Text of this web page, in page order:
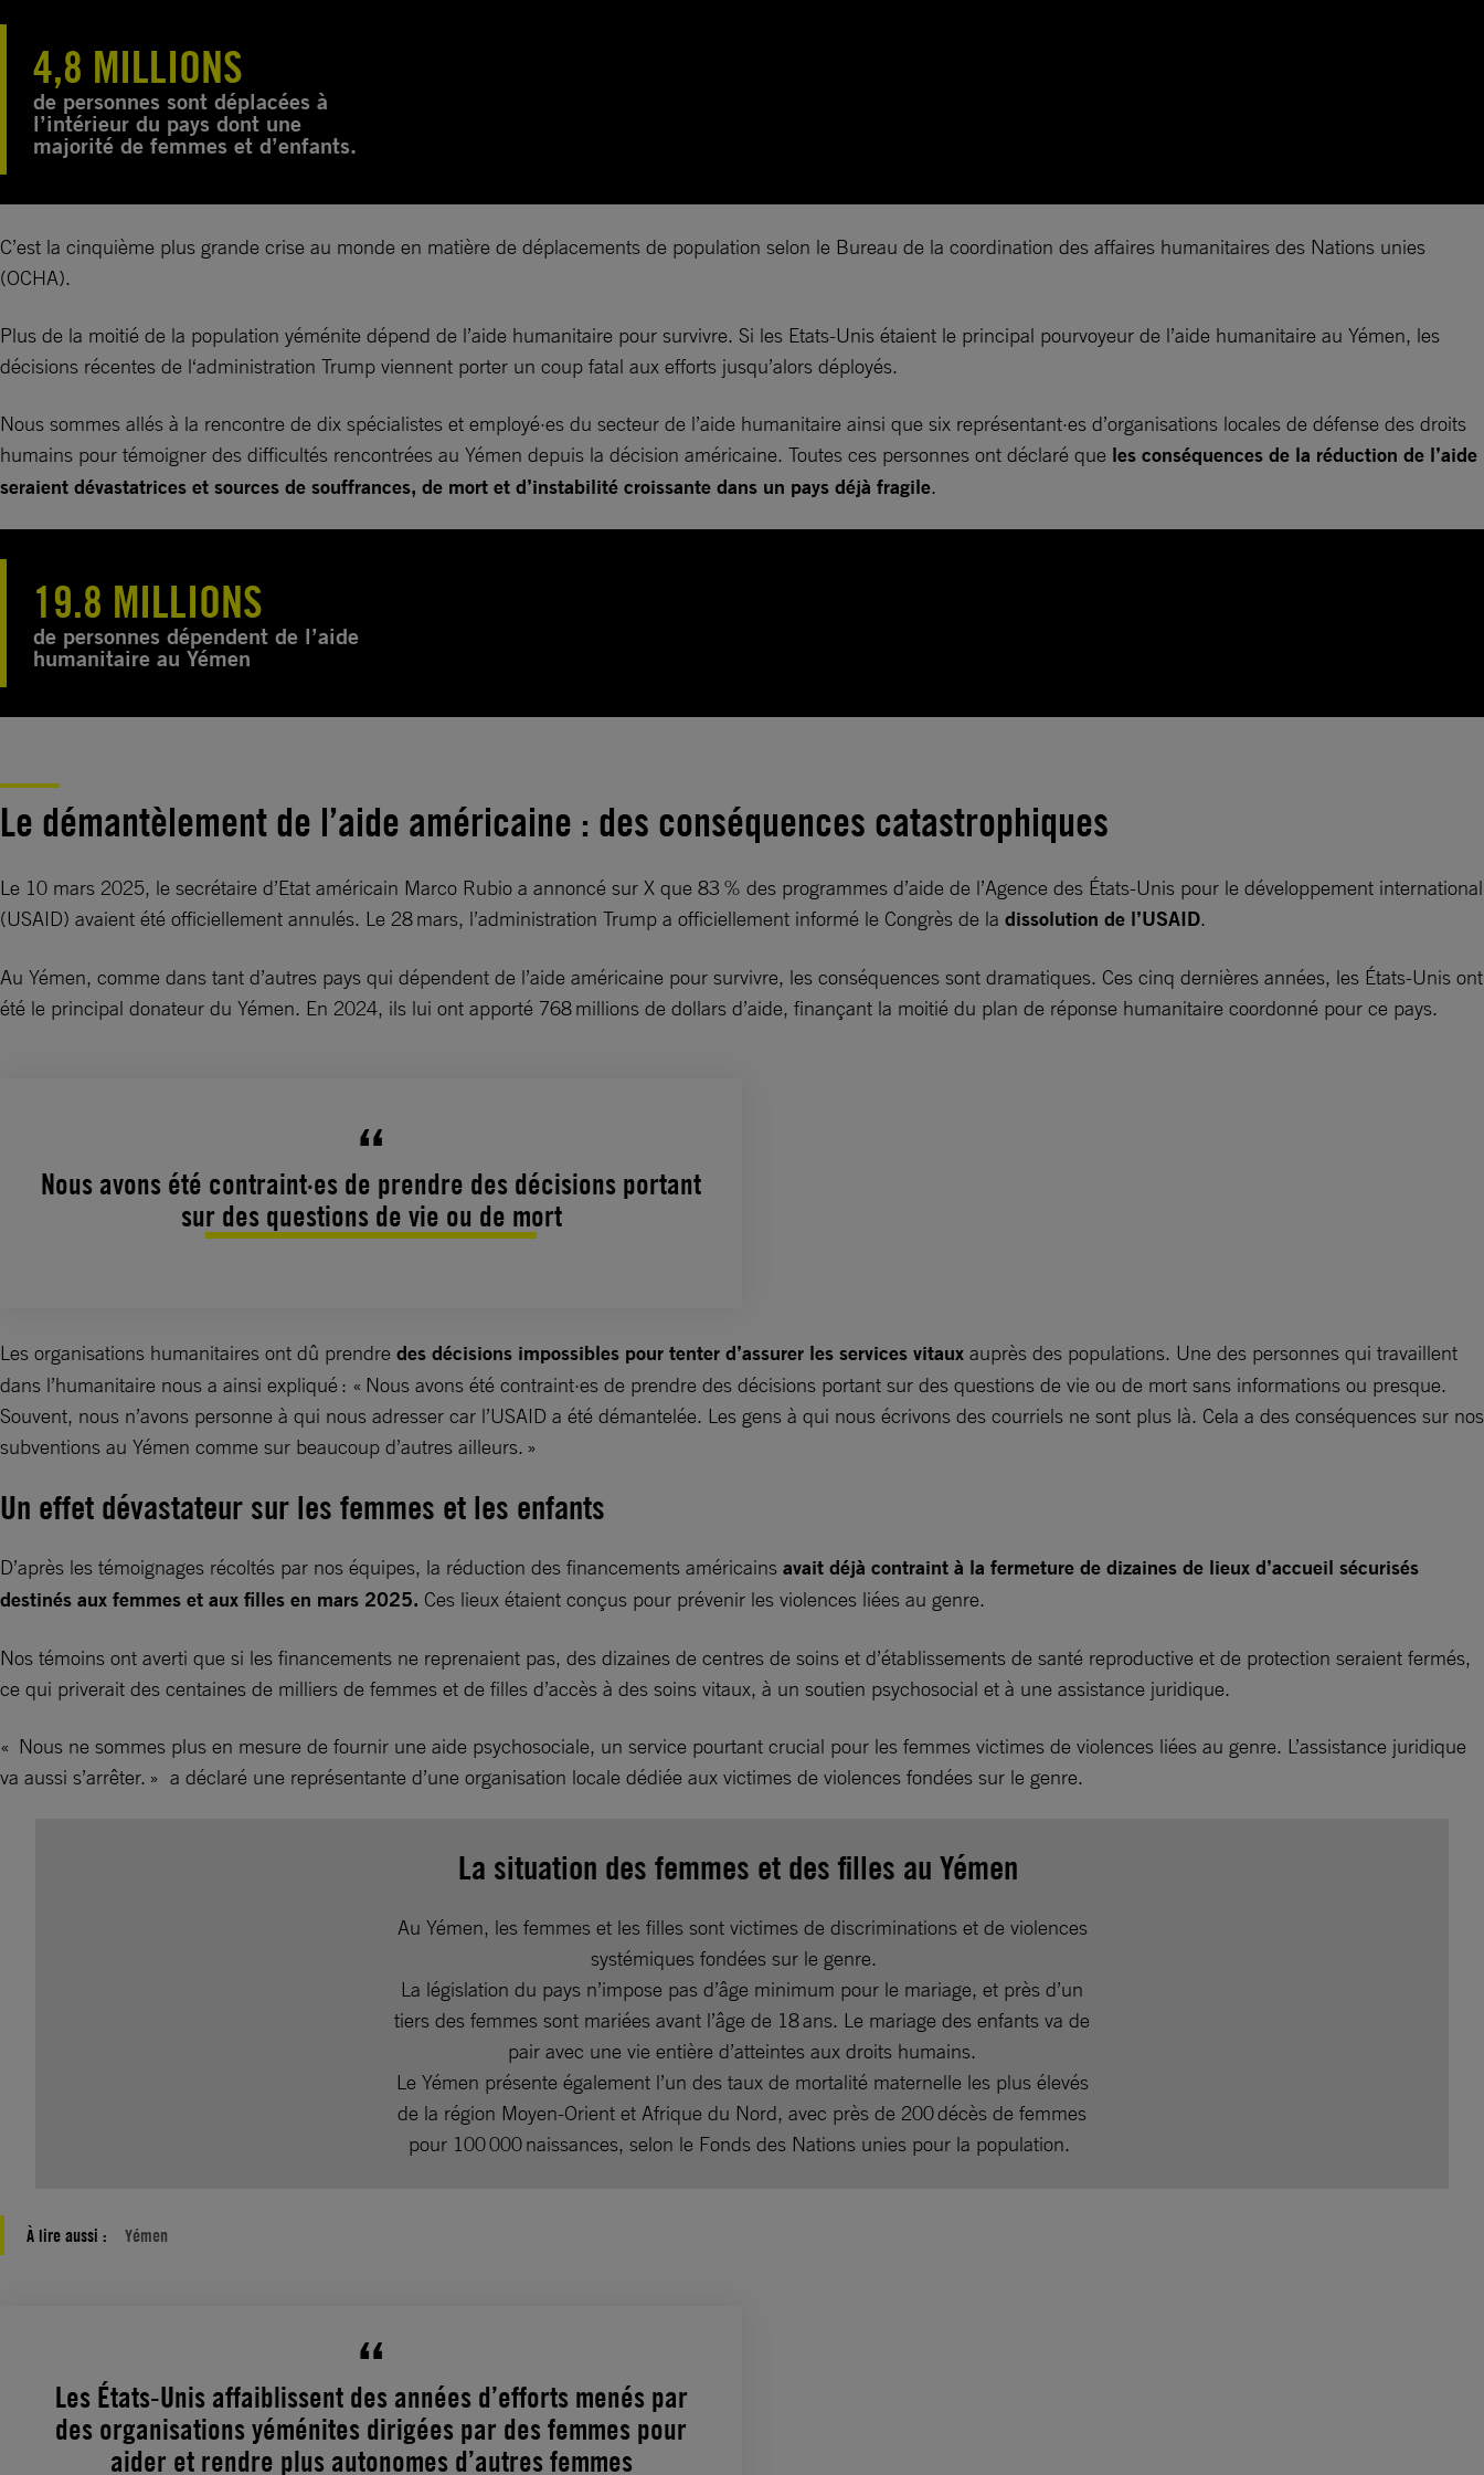
4,8 MILLIONS
de personnes sont déplacées à
l’intérieur du pays dont une
majorité de femmes et d’enfants.
C’est la cinquième plus grande crise au monde en matière de déplacements de population selon le Bureau de la coordination des affaires humanitaires des Nations unies
(OCHA).
Plus de la moitié de la population yéménite dépend de l’aide humanitaire pour survivre. Si les Etats-Unis étaient le principal pourvoyeur de l’aide humanitaire au Yémen, les
décisions récentes de l‘administration Trump viennent porter un coup fatal aux efforts jusqu’alors déployés.
Nous sommes allés à la rencontre de dix spécialistes et employé·es du secteur de l’aide humanitaire ainsi que six représentant·es d’organisations locales de défense des droits
humains pour témoigner des difficultés rencontrées au Yémen depuis la décision américaine. Toutes ces personnes ont déclaré que les conséquences de la réduction de l’aide
seraient dévastatrices et sources de souffrances, de mort et d’instabilité croissante dans un pays déjà fragile.
19.8 MILLIONS
de personnes dépendent de l’aide
humanitaire au Yémen
Le démantèlement de l’aide américaine : des conséquences catastrophiques
Le 10 mars 2025, le secrétaire d’Etat américain Marco Rubio a annoncé sur X que 83 % des programmes d’aide de l’Agence des États-Unis pour le développement international
(USAID) avaient été officiellement annulés. Le 28 mars, l’administration Trump a officiellement informé le Congrès de la dissolution de l’USAID.
Au Yémen, comme dans tant d’autres pays qui dépendent de l’aide américaine pour survivre, les conséquences sont dramatiques. Ces cinq dernières années, les États-Unis ont
été le principal donateur du Yémen. En 2024, ils lui ont apporté 768 millions de dollars d’aide, finançant la moitié du plan de réponse humanitaire coordonné pour ce pays.
Nous avons été contraint·es de prendre des décisions portant
sur des questions de vie ou de mort
Les organisations humanitaires ont dû prendre des décisions impossibles pour tenter d’assurer les services vitaux auprès des populations. Une des personnes qui travaillent
dans l’humanitaire nous a ainsi expliqué : « Nous avons été contraint·es de prendre des décisions portant sur des questions de vie ou de mort sans informations ou presque.
Souvent, nous n’avons personne à qui nous adresser car l’USAID a été démantelée. Les gens à qui nous écrivons des courriels ne sont plus là. Cela a des conséquences sur nos
subventions au Yémen comme sur beaucoup d’autres ailleurs. »
Un effet dévastateur sur les femmes et les enfants
D’après les témoignages récoltés par nos équipes, la réduction des financements américains avait déjà contraint à la fermeture de dizaines de lieux d’accueil sécurisés
destinés aux femmes et aux filles en mars 2025. Ces lieux étaient conçus pour prévenir les violences liées au genre.
Nos témoins ont averti que si les financements ne reprenaient pas, des dizaines de centres de soins et d’établissements de santé reproductive et de protection seraient fermés,
ce qui priverait des centaines de milliers de femmes et de filles d’accès à des soins vitaux, à un soutien psychosocial et à une assistance juridique.
« Nous ne sommes plus en mesure de fournir une aide psychosociale, un service pourtant crucial pour les femmes victimes de violences liées au genre. L’assistance juridique
va aussi s’arrêter. » a déclaré une représentante d’une organisation locale dédiée aux victimes de violences fondées sur le genre.
La situation des femmes et des filles au Yémen
Au Yémen, les femmes et les filles sont victimes de discriminations et de violences
systémiques fondées sur le genre.
La législation du pays n’impose pas d’âge minimum pour le mariage, et près d’un
tiers des femmes sont mariées avant l’âge de 18 ans. Le mariage des enfants va de
pair avec une vie entière d’atteintes aux droits humains.
Le Yémen présente également l’un des taux de mortalité maternelle les plus élevés
de la région Moyen-Orient et Afrique du Nord, avec près de 200 décès de femmes
pour 100 000 naissances, selon le Fonds des Nations unies pour la population.
À lire aussi : Yémen
Les États-Unis affaiblissent des années d’efforts menés par
des organisations yéménites dirigées par des femmes pour
aider et rendre plus autonomes d’autres femmes